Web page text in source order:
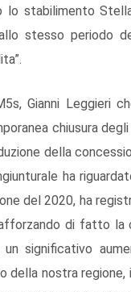
stabilimento
stesso periodo
Gianni Leggieri
chiusura
della
ha
del 2020, ha
di fatto
significativo
della nostra